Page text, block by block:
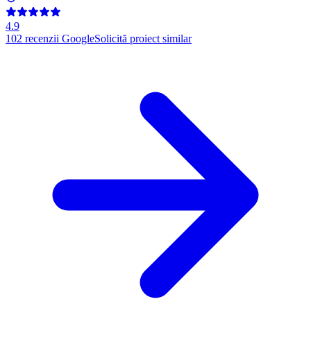
4.9
102 recenzii GoogleSolicită proiect similar